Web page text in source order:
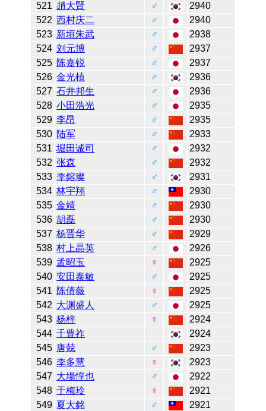
521 趙大賢 ♂
2940
522 西村庆二 ♂
2940
523 新垣朱武 ♂
2938
524 刘元博 ♂
2937
525 陈嘉锐 ♂
2937
526 金光植 ♂
2936
527 石井邦生 ♂
2936
528 小田浩光 ♂
2935
529 李昂 ♂
2935
530 陆军 ♂
2933
531 堀田诚司 ♂
2932
532 张森 ♂
2932
533 李鎔璨 ♂
2931
534 林宇翔 ♂
2930
535 金靖 ♂
2930
536 胡磊 ♂
2930
537 杨晋华 ♂
2929
538 村上晶英 ♂
2926
539 孟昭玉 ♀
2925
540 安田泰敏 ♂
2925
541 陈倩薇 ♀
2925
542 大渊盛人 ♂
2925
543 杨梓 ♀
2924
544 千豊祚
2924
545 唐兢 ♂
2923
546 李多慧 ♀
2923
547 大場惇也 ♂
2922
548 于梅玲 ♀
2921
549 夏大銘 ♂
2921